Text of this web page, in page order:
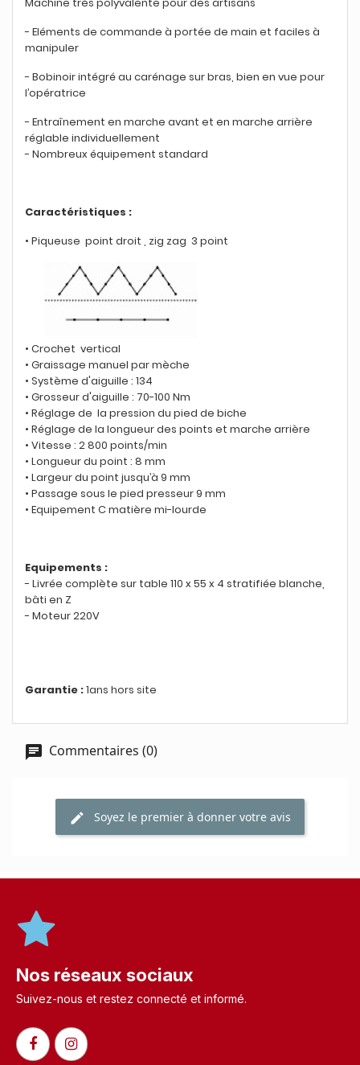
- Eléments de commande à portée de main et faciles à
manipuler
- Bobinoir intégré au carénage sur bras, bien en vue pour
l’opératrice
- Entraînement en marche avant et en marche arrière
réglable individuellement
- Nombreux équipement standard
Caractéristiques :
• Piqueuse point droit , zig zag 3 point
• Crochet vertical
• Graissage manuel par mèche
• Système d'aiguille : 134
• Grosseur d'aiguille : 70-100 Nm
• Réglage de la pression du pied de biche
• Réglage de la longueur des points et marche arrière
• Vitesse : 2 800 points/min
• Longueur du point : 8 mm
• Largeur du point jusqu’à 9 mm
• Passage sous le pied presseur 9 mm
• Equipement C matière mi-lourde
Equipements :
- Livrée complète sur table 110 x 55 x 4 stratifiée blanche,
bâti en Z
- Moteur 220V
Garantie :1ans hors site
Commentaires (0)
Soyez le premier à donner votre avis
Nos réseaux sociaux
Suivez-nous et restez connecté et informé.​